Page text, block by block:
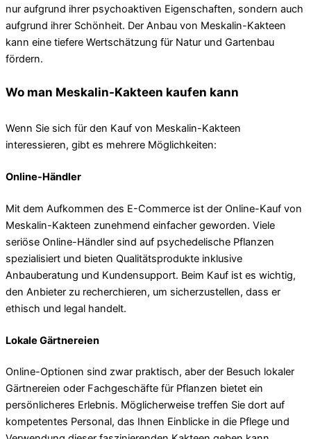
nur aufgrund ihrer psychoaktiven Eigenschaften, sondern auch
aufgrund ihrer Schönheit. Der Anbau von Meskalin-Kakteen
kann eine tiefere Wertschätzung für Natur und Gartenbau
fördern.
Wo man Meskalin-Kakteen kaufen kann
Wenn Sie sich für den Kauf von Meskalin-Kakteen
interessieren, gibt es mehrere Möglichkeiten:
Online-Händler
Mit dem Aufkommen des E-Commerce ist der Online-Kauf von
Meskalin-Kakteen zunehmend einfacher geworden. Viele
seriöse Online-Händler sind auf psychedelische Pflanzen
spezialisiert und bieten Qualitätsprodukte inklusive
Anbauberatung und Kundensupport. Beim Kauf ist es wichtig,
den Anbieter zu recherchieren, um sicherzustellen, dass er
ethisch und legal handelt.
Lokale Gärtnereien
Online-Optionen sind zwar praktisch, aber der Besuch lokaler
Gärtnereien oder Fachgeschäfte für Pflanzen bietet ein
persönlicheres Erlebnis. Möglicherweise treffen Sie dort auf
kompetentes Personal, das Ihnen Einblicke in die Pflege und